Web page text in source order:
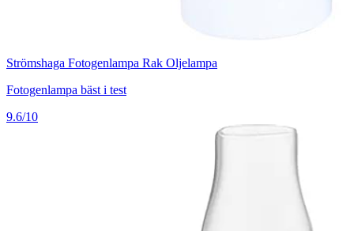
Strömshaga Fotogenlampa Rak Oljelampa
Fotogenlampa bäst i test
9.6/10